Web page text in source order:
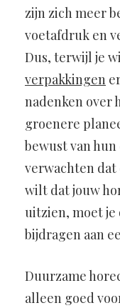
zijn zich meer
voetafdruk en
Dus, terwijl je
verpakkingen
nadenken over
groenere
bewust van
verwachten dat
wilt dat jouw
uitzien, moet je
bijdragen aan
Duurzame
alleen goed